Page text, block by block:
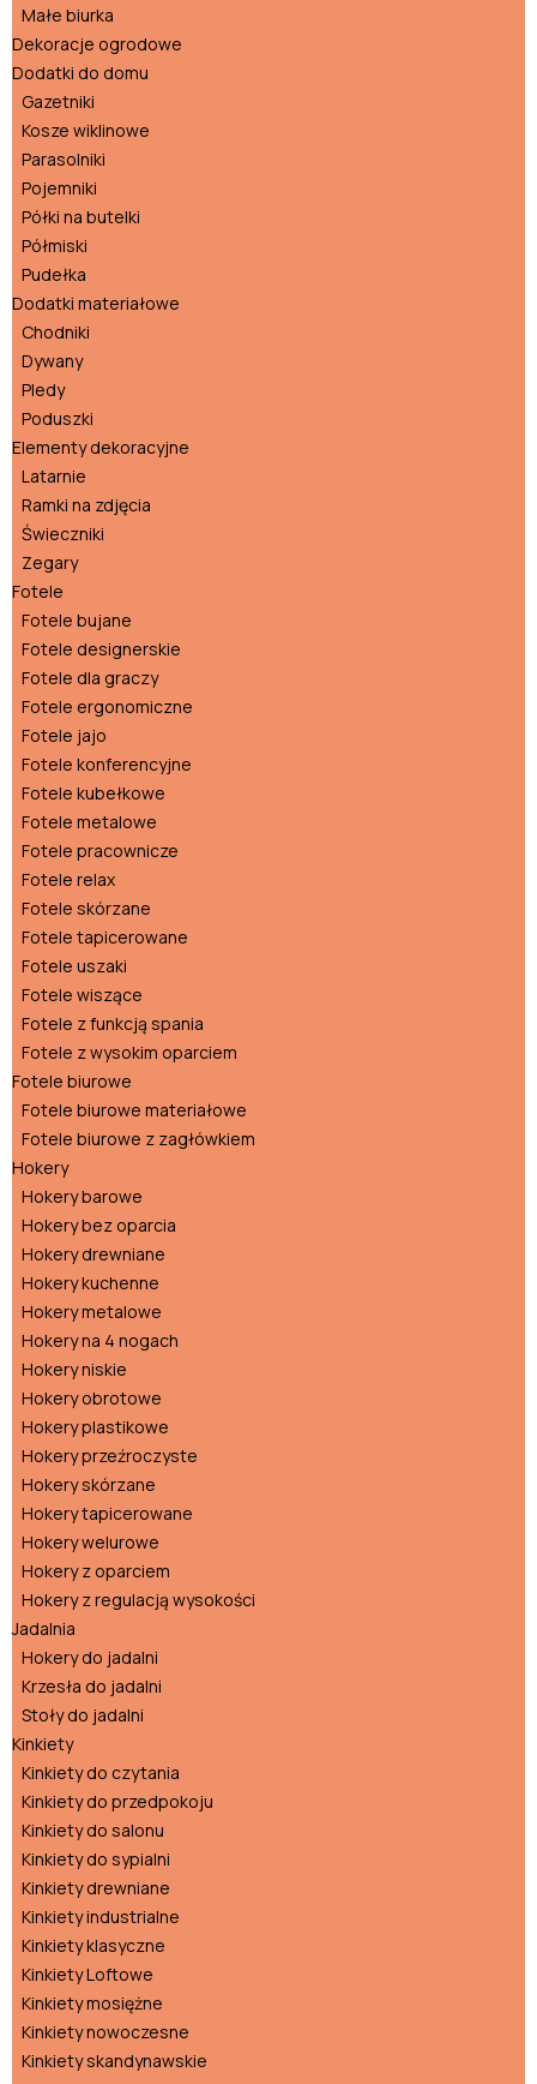
Małe biurka
Dekoracje ogrodowe
Dodatki do domu
Gazetniki
Kosze wiklinowe
Parasolniki
Pojemniki
Półki na butelki
Półmiski
Pudełka
Dodatki materiałowe
Chodniki
Dywany
Pledy
Poduszki
Elementy dekoracyjne
Latarnie
Ramki na zdjęcia
Świeczniki
Zegary
Fotele
Fotele bujane
Fotele designerskie
Fotele dla graczy
Fotele ergonomiczne
Fotele jajo
Fotele konferencyjne
Fotele kubełkowe
Fotele metalowe
Fotele pracownicze
Fotele relax
Fotele skórzane
Fotele tapicerowane
Fotele uszaki
Fotele wiszące
Fotele z funkcją spania
Fotele z wysokim oparciem
Fotele biurowe
Fotele biurowe materiałowe
Fotele biurowe z zagłówkiem
Hokery
Hokery barowe
Hokery bez oparcia
Hokery drewniane
Hokery kuchenne
Hokery metalowe
Hokery na 4 nogach
Hokery niskie
Hokery obrotowe
Hokery plastikowe
Hokery przeźroczyste
Hokery skórzane
Hokery tapicerowane
Hokery welurowe
Hokery z oparciem
Hokery z regulacją wysokości
Jadalnia
Hokery do jadalni
Krzesła do jadalni
Stoły do jadalni
Kinkiety
Kinkiety do czytania
Kinkiety do przedpokoju
Kinkiety do salonu
Kinkiety do sypialni
Kinkiety drewniane
Kinkiety industrialne
Kinkiety klasyczne
Kinkiety Loftowe
Kinkiety mosiężne
Kinkiety nowoczesne
Kinkiety skandynawskie